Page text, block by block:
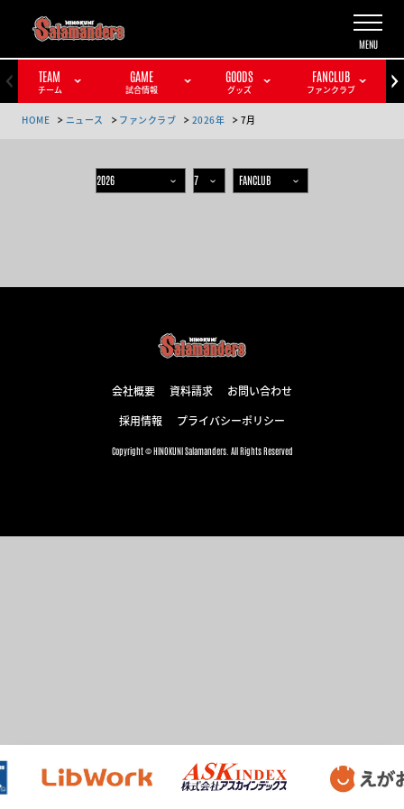
TEAM
チーム
GAME
試合情報
GOODS
グッズ
FANCLUB
ファンクラブ
HOME ニュース ファンクラブ 2026年 7月
会社概要 資料請求 お問い合わせ
採用情報 プライバシーポリシー
Copyright © HINOKUNI Salamanders. All Rights Reserved